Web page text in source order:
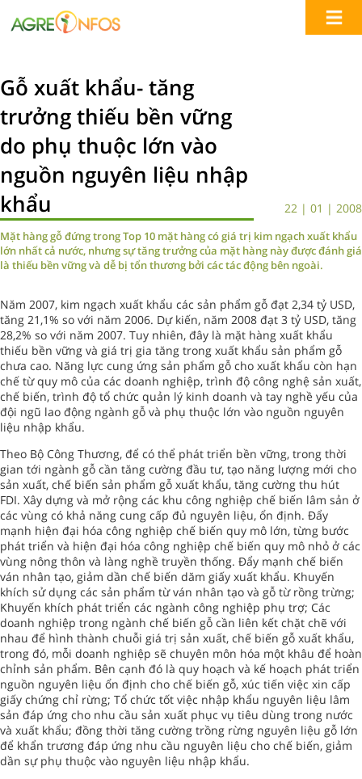
Gỗ xuất khẩu- tăng
trưởng thiếu bền vững
do phụ thuộc lớn vào
nguồn nguyên liệu nhập
khẩu
22 | 01 | 2008
Mặt hàng gỗ đứng trong Top 10 mặt hàng có giá trị kim ngạch xuất khẩu
lớn nhất cả nước, nhưng sự tăng trưởng của mặt hàng này được đánh giá
là thiếu bền vững và dễ bị tổn thương bởi các tác động bên ngoài.
Năm 2007, kim ngạch xuất khẩu các sản phẩm gỗ đạt 2,34 tỷ USD,
tăng 21,1% so với năm 2006. Dự kiến, năm 2008 đạt 3 tỷ USD, tăng
28,2% so với năm 2007. Tuy nhiên, đây là mặt hàng xuất khẩu
thiếu bền vững và giá trị gia tăng trong xuất khẩu sản phẩm gỗ
chưa cao. Năng lực cung ứng sản phẩm gỗ cho xuất khẩu còn hạn
chế từ quy mô của các doanh nghiệp, trình độ công nghệ sản xuất,
chế biến, trình độ tổ chức quản lý kinh doanh và tay nghề yếu của
đội ngũ lao động ngành gỗ và phụ thuộc lớn vào nguồn nguyên
liệu nhập khẩu.
Theo Bộ Công Thương, để có thể phát triển bền vững, trong thời
gian tới ngành gỗ cần tăng cường đầu tư, tạo năng lượng mới cho
sản xuất, chế biến sản phẩm gỗ xuất khẩu, tăng cường thu hút
FDI. Xây dựng và mở rộng các khu công nghiệp chế biến lâm sản ở
các vùng có khả năng cung cấp đủ nguyên liệu, ổn định. Đẩy
mạnh hiện đại hóa công nghiệp chế biến quy mô lớn, từng bước
phát triển và hiện đại hóa công nghiệp chế biến quy mô nhỏ ở các
vùng nông thôn và làng nghề truyền thống. Đẩy mạnh chế biến
ván nhân tạo, giảm dần chế biến dăm giấy xuất khẩu. Khuyến
khích sử dụng các sản phẩm từ ván nhân tạo và gỗ từ rồng trừng;
Khuyến khích phát triển các ngành công nghiệp phụ trợ; Các
doanh nghiệp trong ngành chế biến gỗ cần liên kết chặt chẽ với
nhau để hình thành chuỗi giá trị sản xuất, chế biến gỗ xuất khẩu,
trong đó, mỗi doanh nghiệp sẽ chuyên môn hóa một khâu để hoàn
chỉnh sản phẩm. Bên cạnh đó là quy hoạch và kế hoạch phát triển
nguồn nguyên liệu ổn định cho chế biến gỗ, xúc tiến việc xin cấp
giấy chứng chỉ rừng; Tổ chức tốt việc nhập khẩu nguyên liệu lâm
sản đáp ứng cho nhu cầu sản xuất phục vụ tiêu dùng trong nước
và xuất khẩu; đồng thời tăng cường trồng rừng nguyên liệu gỗ lớn
để khẩn trương đáp ứng nhu cầu nguyên liệu cho chế biến, giảm
dần sự phụ thuộc vào nguyên liệu nhập khẩu.